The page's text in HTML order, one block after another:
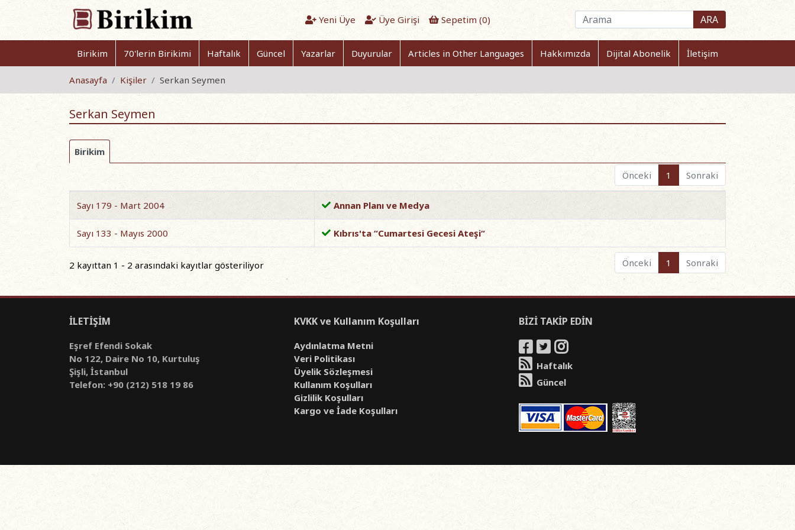
Yeni Üye Üye Girişi Sepetim (0) ARA
Birikim 70'lerin Birikimi Haftalık Güncel Yazarlar Duyurular Articles in Other Languages Hakkımızda Dijital Abonelik İletişim
Anasayfa Kişiler Serkan Seymen
Serkan Seymen
Birikim
Önceki
1 Sonraki
Sayı 179 - Mart 2004 Annan Planı ve Medya
Sayı 133 - Mayıs 2000 Kıbrıs'ta “Cumartesi Gecesi Ateşi“
2 kayıttan 1 - 2 arasındaki kayıtlar gösteriliyor Önceki 1 Sonraki
İLETİŞİM
Eşref Efendi Sokak
No 122, Daire No 10, Kurtuluş
Şişli, İstanbul
Telefon: +90 (212) 518 19 86
KVKK ve Kullanım Koşulları
Aydınlatma Metni
Veri Politikası
Üyelik Sözleşmesi
Kullanım Koşulları
Gizlilik Koşulları
Kargo ve İade Koşulları
BİZİ TAKİP EDİN
Haftalık
Güncel